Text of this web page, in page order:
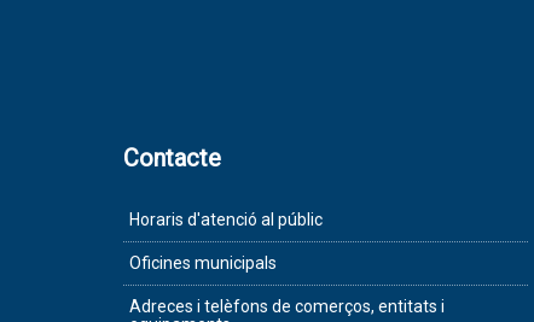
Contacte
Horaris d'atenció al públic
Oficines municipals
Adreces i telèfons de comerços, entitats i